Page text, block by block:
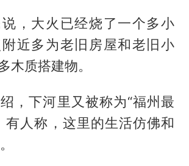
，大火已经烧了一个多小
近多为老旧房屋和老旧小
木质搭建物。
，下河里又被称为“福州最
有人称，这里的生活仿佛和